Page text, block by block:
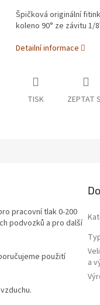
Špičková originální
koleno 90° ze závitu 1/
Detailní informace
TISK ZEPTAT
pracovní tlak 0-200
podvozků a pro další
použití
a